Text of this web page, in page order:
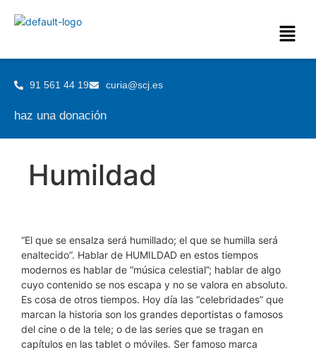
91 561 44 19 curia@scj.es
haz una donación
Humildad
“El que se ensalza será humillado; el que se humilla será
enaltecido”. Hablar de HUMILDAD en estos tiempos
modernos es hablar de “música celestial”; hablar de algo
cuyo contenido se nos escapa y no se valora en absoluto.
Es cosa de otros tiempos. Hoy día las “celebridades” que
marcan la historia son los grandes deportistas o famosos
del cine o de la tele; o de las series que se tragan en
capítulos en las tablet o móviles. Ser famoso marca